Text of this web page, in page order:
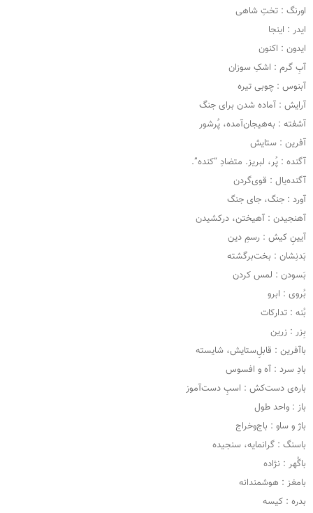
اورنگ : تختِ شاهی
ایدر : اینجا
ایدون : اکنون
آبِ گرم : اشکِ سوزان
آبنوس : چوبی تیره
آرایش : آماده شدن برای جنگ
آشفته : به‌هیجان‌آمده، پُرشور
آفرین : ستایش
آگنده : پُر، لبریز. متضادِ “کنده”.
آگنده‌یال : قوی‌گردن
آورد : جنگ، جای جنگ
آهنجیدن : آهیختن، درکشیدن
آیینِ کیش : رسمِ دین
بَدنِشان : بخت‌برگشته
بَسودن : لمس کردن
بُروی : ابرو
بُنه : تدارکات
بِزر : زرین
باآفرین : قابلِ‌ستایش، شایسته
بادِ سرد : آه و افسوس
باره‌ی دست‌کش : اسبِ دست‌آموز
باز : واحد طول
باژ و ساو : باج‌وخراج
باسنگ : گرانمایه، سنجیده
باگُهر : نژاده
بامغز : هوشمندانه
بدره : کیسه